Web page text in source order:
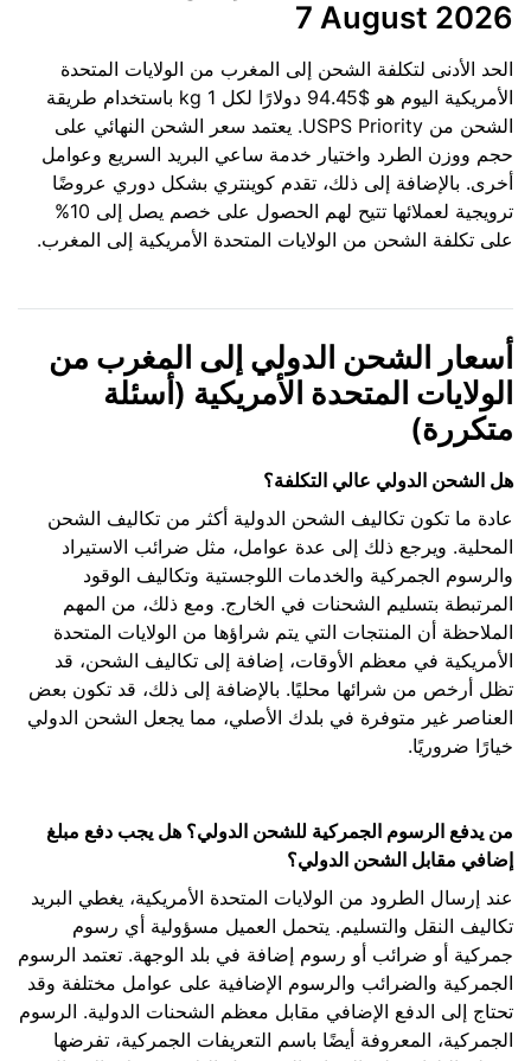
7 August 2026
الحد الأدنى لتكلفة الشحن إلى المغرب من الولايات المتحدة
الأمريكية اليوم هو $94.45 دولارًا لكل 1 kg باستخدام طريقة
الشحن من USPS Priority. يعتمد سعر الشحن النهائي على
حجم ووزن الطرد واختيار خدمة ساعي البريد السريع وعوامل
أخرى. بالإضافة إلى ذلك، تقدم كوينتري بشكل دوري عروضًا
ترويجية لعملائها تتيح لهم الحصول على خصم يصل إلى 10%
على تكلفة الشحن من الولايات المتحدة الأمريكية إلى المغرب.
أسعار الشحن الدولي إلى المغرب من
الولايات المتحدة الأمريكية (أسئلة
متكررة)
هل الشحن الدولي عالي التكلفة؟
عادة ما تكون تكاليف الشحن الدولية أكثر من تكاليف الشحن
المحلية. ويرجع ذلك إلى عدة عوامل، مثل ضرائب الاستيراد
والرسوم الجمركية والخدمات اللوجستية وتكاليف الوقود
المرتبطة بتسليم الشحنات في الخارج. ومع ذلك، من المهم
الملاحظة أن المنتجات التي يتم شراؤها من الولايات المتحدة
الأمريكية في معظم الأوقات، إضافة إلى تكاليف الشحن، قد
تظل أرخص من شرائها محليًا. بالإضافة إلى ذلك، قد تكون بعض
العناصر غير متوفرة في بلدك الأصلي، مما يجعل الشحن الدولي
خيارًا ضروريًا.
من يدفع الرسوم الجمركية للشحن الدولي؟ هل يجب دفع مبلغ
إضافي مقابل الشحن الدولي؟
عند إرسال الطرود من الولايات المتحدة الأمريكية، يغطي البريد
تكاليف النقل والتسليم. يتحمل العميل مسؤولية أي رسوم
جمركية أو ضرائب أو رسوم إضافة في بلد الوجهة. تعتمد الرسوم
الجمركية والضرائب والرسوم الإضافية على عوامل مختلفة وقد
تحتاج إلى الدفع الإضافي مقابل معظم الشحنات الدولية. الرسوم
الجمركية، المعروفة أيضًا باسم التعريفات الجمركية، تفرضها